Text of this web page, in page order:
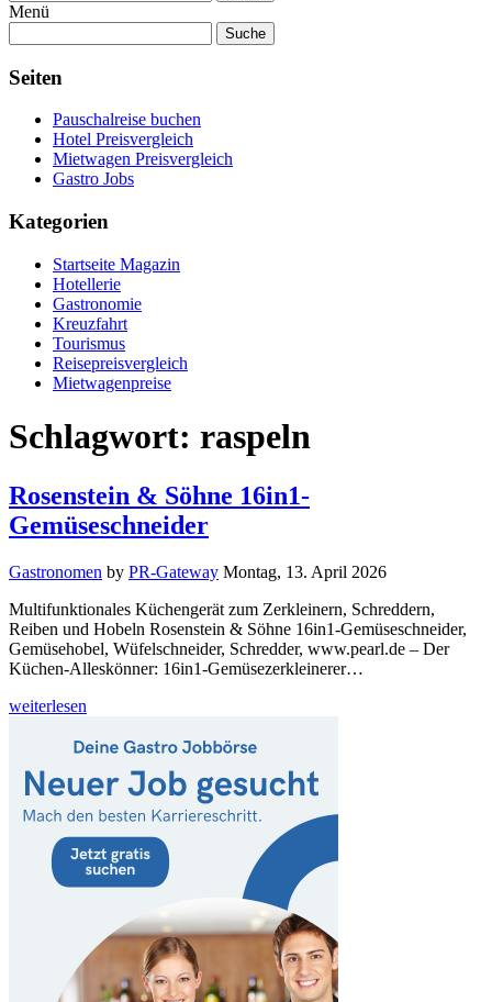
Menü
Suche
Seiten
Pauschalreise buchen
Hotel Preisvergleich
Mietwagen Preisvergleich
Gastro Jobs
Kategorien
Startseite Magazin
Hotellerie
Gastronomie
Kreuzfahrt
Tourismus
Reisepreisvergleich
Mietwagenpreise
Schlagwort: raspeln
Rosenstein & Söhne 16in1-
Gemüseschneider
Gastronomen by PR-Gateway Montag, 13. April 2026
Multifunktionales Küchengerät zum Zerkleinern, Schreddern,
Reiben und Hobeln Rosenstein & Söhne 16in1-Gemüseschneider,
Gemüsehobel, Wüfelschneider, Schredder, www.pearl.de – Der
Küchen-Alleskönner: 16in1-Gemüsezerkleinerer…
weiterlesen